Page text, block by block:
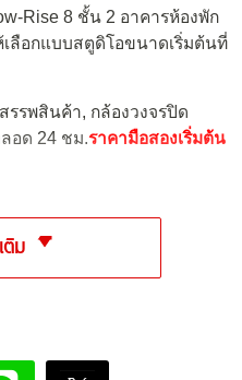
Rise 8 ชั้น 2 อาคารห้องพัก
ลือกแบบสตูดิโอขนาดเริ่มต้นที่
สรรพสินค้า, กล้องวงจรปิด
อด 24 ชม.ราคามือสองเริ่มต้น
ติม